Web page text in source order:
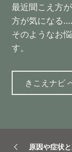
最近聞こえ方
方が気になる
そのようなお
す。
きこえナビ
原因や症状